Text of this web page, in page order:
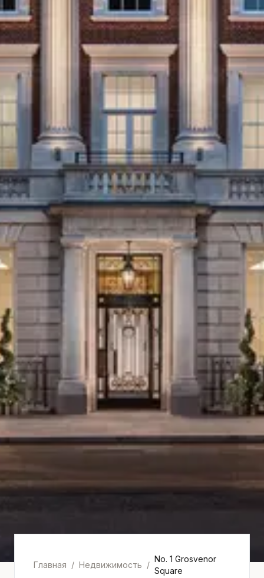
Главная / Недвижимость /
No. 1 Grosvenor
Square